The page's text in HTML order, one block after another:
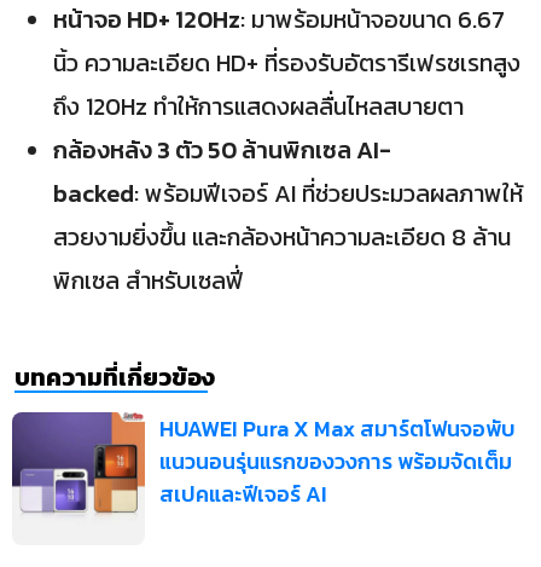
หน้าจอ HD+ 120Hz: มาพร้อมหน้าจอขนาด 6.67
นิ้ว ความละเอียด HD+ ที่รองรับอัตรารีเฟรชเรทสูง
ถึง 120Hz ทำให้การแสดงผลลื่นไหลสบายตา
กล้องหลัง 3 ตัว 50 ล้านพิกเซล AI-
backed: พร้อมฟีเจอร์ AI ที่ช่วยประมวลผลภาพให้
สวยงามยิ่งขึ้น และกล้องหน้าความละเอียด 8 ล้าน
พิกเซล สำหรับเซลฟี่
บทความที่เกี่ยวข้อง
HUAWEI Pura X Max สมาร์ตโฟนจอพับ
แนวนอนรุ่นแรกของวงการ พร้อมจัดเต็ม
สเปคและฟีเจอร์ AI